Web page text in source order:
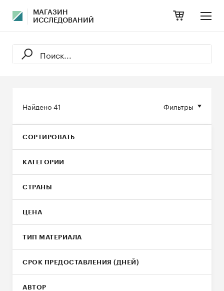
МАГАЗИН
ИССЛЕДОВАНИЙ
Фильтры
Найдено41
СОРТИРОВАТЬ
КАТЕГОРИИ
СТРАНЫ
ЦЕНА
ТИП МАТЕРИАЛА
СРОК ПРЕДОСТАВЛЕНИЯ (ДНЕЙ)
АВТОР